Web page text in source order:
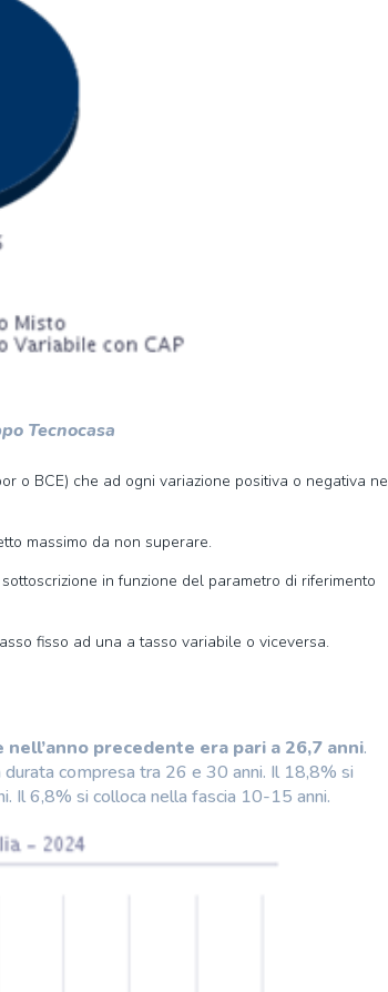
Tecnocasa
o BCE) che ad ogni variazione positiva o negativa ne
massimo da non superare.
in funzione del parametro di riferimento
fisso ad una a tasso variabile o viceversa.
precedente era pari a 26,7 anni.
compresa tra 26 e 30 anni. Il 18,8% si
Il 6,8% si colloca nella fascia 10-15 anni.